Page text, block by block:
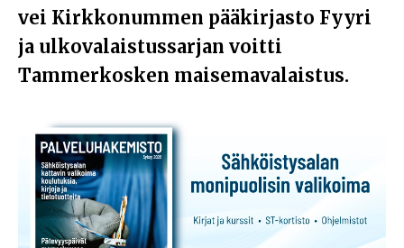
vei Kirkkonummen pääkirjasto Fyyri
ja ulkovalaistussarjan voitti
Tammerkosken maisemavalaistus.